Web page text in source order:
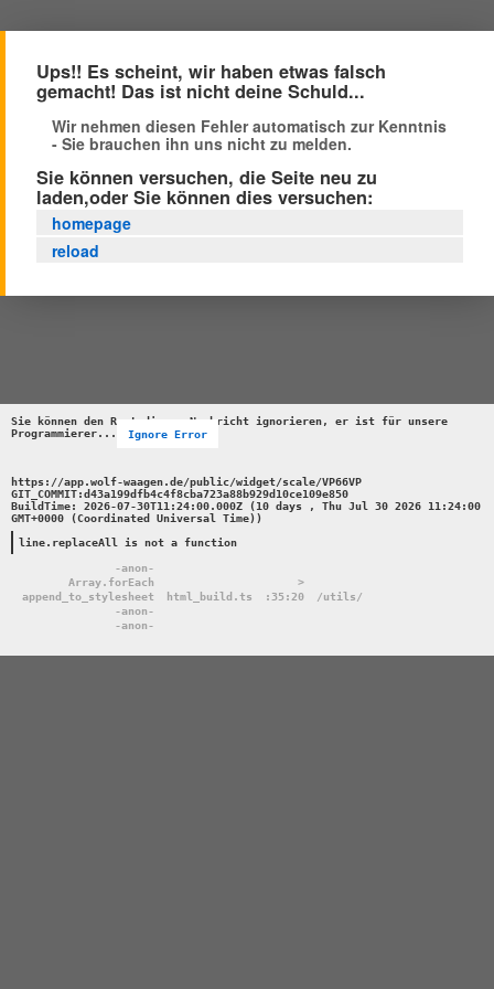
Ups!! Es scheint, wir haben etwas falsch
gemacht! Das ist nicht deine Schuld...
Wir nehmen diesen Fehler automatisch zur Kenntnis
- Sie brauchen ihn uns nicht zu melden.
Sie können versuchen, die Seite neu zu
laden,oder Sie können dies versuchen:
homepage
reload
Sie können den Rest dieser Nachricht ignorieren, er ist für unsere
Programmierer...
Ignore Error
https://app.wolf-waagen.de/public/widget/scale/VP66VP
GIT_COMMIT:d43a199dfb4c4f8cba723a88b929d10ce109e850
BuildTime: 2026-07-30T11:24:00.000Z (10 days , Thu Jul 30 2026 11:24:00
GMT+0000 (Coordinated Universal Time))
line.replaceAll is not a function
-anon-
Array.forEach
>
append_to_stylesheet
html_build.ts :35:20
/utils/
-anon-
-anon-